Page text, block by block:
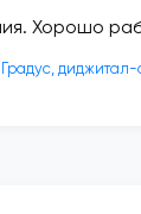
Хорошо
​Градус, диджитал-